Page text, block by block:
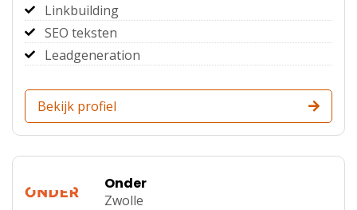
Linkbuilding
SEO teksten
Leadgeneration
Bekijk profiel
Onder
Zwolle